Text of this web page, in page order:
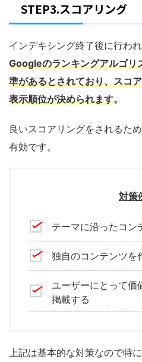
STEP3.スコアリング
インデキシング終了後に行わ
Googleのランキングアルゴ
準があるとされており、スコ
表示順位が決められます。
良いスコアリングをされるた
有効です。
対策
テーマに沿ったコン
独自のコンテンツを
ユーザーにとって価
掲載する
上記は基本的な対策なので特